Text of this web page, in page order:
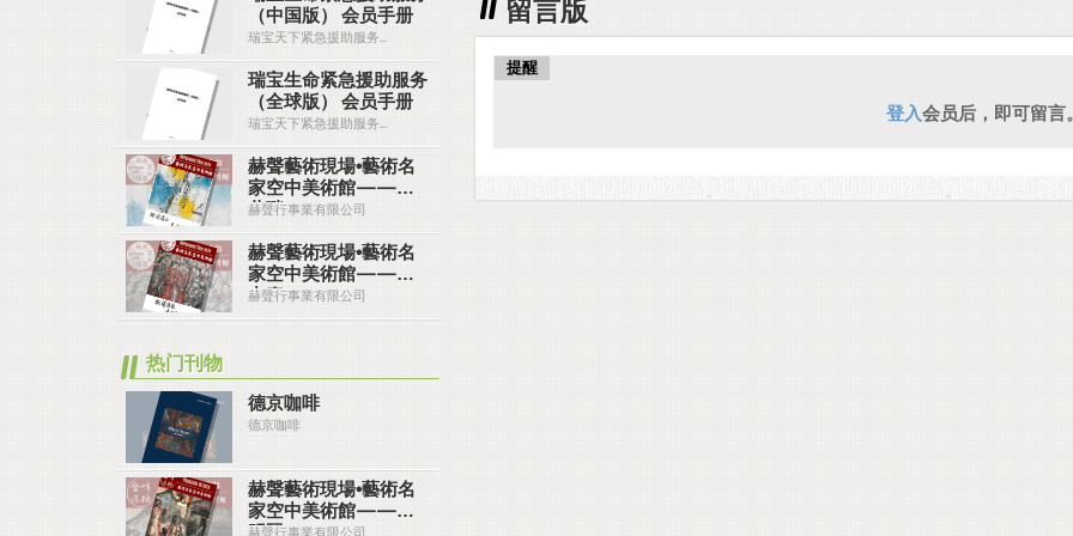
留言版
提醒
登入会员后，即可留言
（中国版） 会员手册
瑞宝天下紧急援助服务...
瑞宝生命紧急援助服务
（全球版） 会员手册
瑞宝天下紧急援助服务...
赫聲藝術現場•藝術名
家空中美術館——吳
恭瑞
赫聲行事業有限公司
赫聲藝術現場•藝術名
家空中美術館——黃
中泰
赫聲行事業有限公司
热门刊物
德京咖啡
德京咖啡
赫聲藝術現場•藝術名
家空中美術館——江
赫聲行事業有限公司